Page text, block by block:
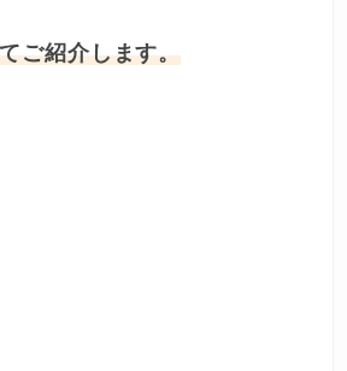
ご紹介します。